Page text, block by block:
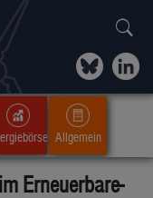
Allgemein
Erneuerbare-